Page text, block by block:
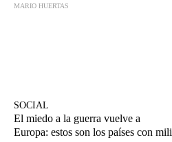
MARIO HUERTAS
SOCIAL
El miedo a la guerra vuelve a
Europa: estos son los países con mili